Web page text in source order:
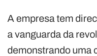
A empresa tem
a vanguarda da
demonstrando uma